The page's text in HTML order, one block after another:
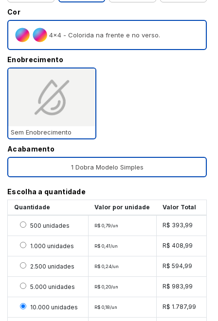
Cor
4×4 - Colorida na frente e no verso.
Enobrecimento
Sem Enobrecimento
Acabamento
1 Dobra Modelo Simples
Escolha a quantidade
Quantidade Valor por unidade Valor Total
Selecionar 500 unidades
500 unidades R$ 0,79/un R$ 393,99
Selecionar 1000 unidades
1.000 unidades R$ 0,41/un R$ 408,99
Selecionar 2500 unidades
2.500 unidades R$ 0,24/un R$ 594,99
Selecionar 5000 unidades
5.000 unidades R$ 0,20/un R$ 983,99
Selecionar 10000 unidades
10.000 unidades R$ 0,18/un R$ 1.787,99